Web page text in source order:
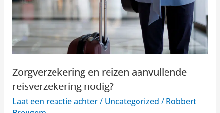
Zorgverzekering en reizen aanvullende
reisverzekering nodig?
Laat een reactie achter/ Uncategorized / Robbert